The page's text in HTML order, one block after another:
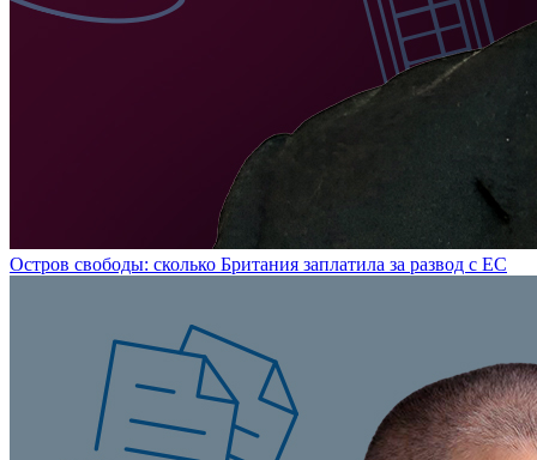
Остров свободы: сколько Британия заплатила за развод с ЕС